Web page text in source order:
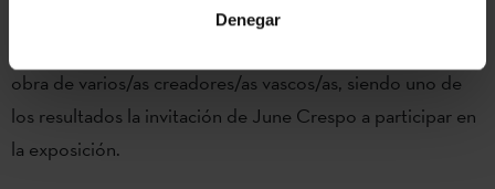
Denegar
A través de este proyecto, la comisaria de la Biennale Arte
obra de varios/as creadores/as vascos/as, siendo uno de
los resultados la invitación de June Crespo a participar en
la exposición.